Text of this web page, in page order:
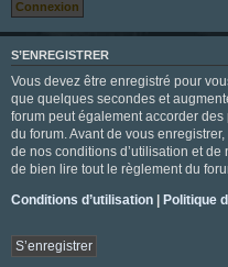
S’ENREGISTRER
Vous devez être enregistré pour
que quelques secondes et
forum peut également accorder
du forum. Avant de vous
de nos conditions d’utilisation et
de bien lire tout le règlement du
Conditions d’utilisation | Politique
S’enregistrer